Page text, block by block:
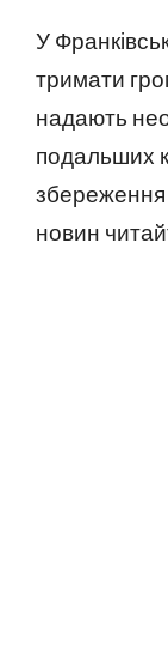
У
тримати
надають
подальших
збереження
новин